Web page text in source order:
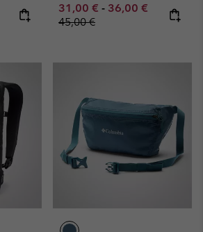
sale price:
Regular price:Minimum sale price:
31,00 € - Maximum sale
36,00 € Regular
45,00 €